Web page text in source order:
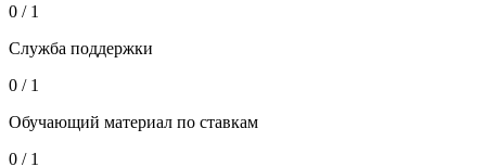
0 / 1
Служба поддержки
0 / 1
Обучающий материал по ставкам
0 / 1